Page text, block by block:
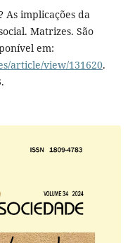
As implicações da
Matrizes. São
em:
article/view/131620.